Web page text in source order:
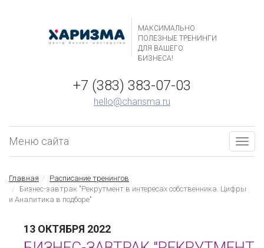
МАКСИМАЛЬНО
ПОЛЕЗНЫЕ ТРЕНИНГИ
ДЛЯ ВАШЕГО
БИЗНЕСА!
+7 (383) 383-07-03
hello@charisma.ru
Меню сайта
Главная
Расписание тренингов
Бизнес-завтрак "Рекрутмент в интересах собственника. Цифры
и Аналитика в подборе"
13 ОКТЯБРЯ 2022